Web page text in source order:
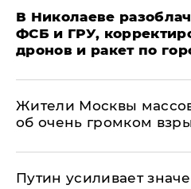
В Николаеве
ФСБ и ГРУ,
дронов и ракет по
Жители Москвы
об очень громком
Путин усиливает